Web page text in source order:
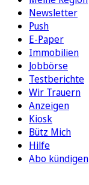
Newsletter
Push
E-Paper
Immobilien
Jobbörse
Testberichte
Wir Trauern
Anzeigen
Kiosk
Bütz Mich
Hilfe
Abo kündigen